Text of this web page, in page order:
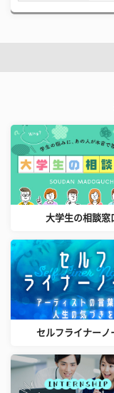
大学生の相談窓
セルフライナーノ